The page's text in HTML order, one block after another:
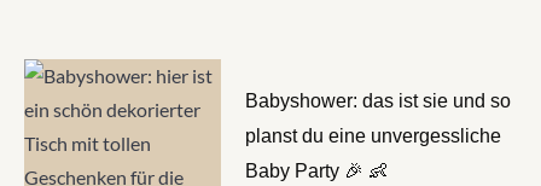
Babyshower: das ist sie und so
planst du eine unvergessliche
Baby Party 🎉 👶